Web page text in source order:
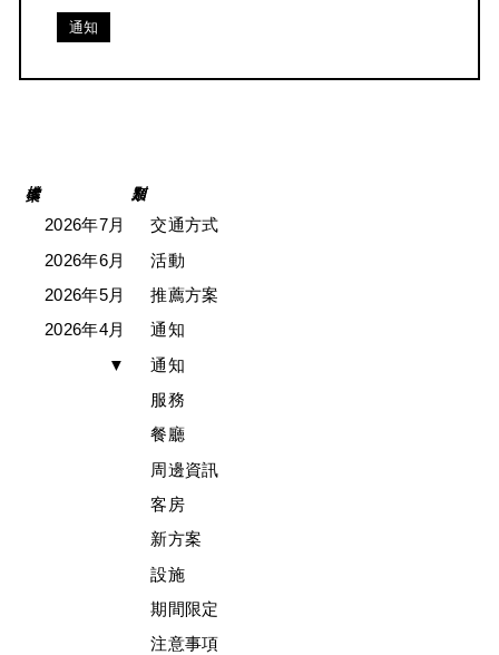
通知
2026年7月
2026年6月
2026年5月
2026年4月
▼
交通方式
活動
推薦方案
通知
通知
服務
餐廳
周邊資訊
客房
新方案
設施
期間限定
注意事項